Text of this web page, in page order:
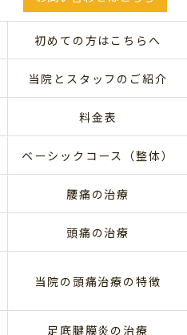
初めての方はこちらへ
当院とスタッフのご紹介
料金表
ベーシックコース（整体）
腰痛の治療
頭痛の治療
当院の頭痛治療の特徴
足底腱膜炎の治療